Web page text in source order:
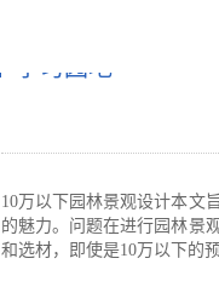
学习园地
10万以下园林景观设计本文
的魅力。问题在进行园林景
和选材，即使是10万以下的